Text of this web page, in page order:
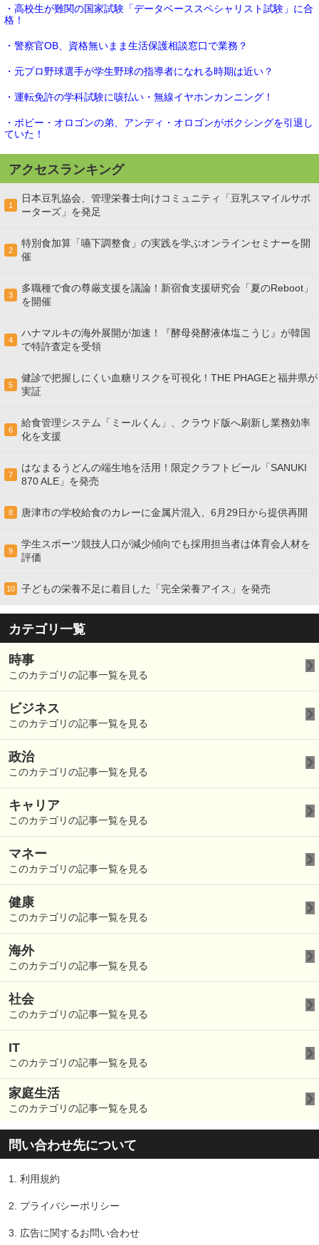
・高校生が難関の国家試験「データベーススペシャリスト試験」に合
格！
・警察官OB、資格無いまま生活保護相談窓口で業務？
・元プロ野球選手が学生野球の指導者になれる時期は近い？
・運転免許の学科試験に咳払い・無線イヤホンカンニング！
・ボビー・オロゴンの弟、アンディ・オロゴンがボクシングを引退し
ていた！
アクセスランキング
1
日本豆乳協会、管理栄養士向けコミュニティ「豆乳スマイルサポ
ーターズ」を発足
2
特別食加算「嚥下調整食」の実践を学ぶオンラインセミナーを開
催
3
多職種で食の尊厳支援を議論！新宿食支援研究会「夏のReboot」
を開催
4
ハナマルキの海外展開が加速！『酵母発酵液体塩こうじ』が韓国
で特許査定を受領
5
健診で把握しにくい血糖リスクを可視化！THE PHAGEと福井県が
実証
6
給食管理システム「ミールくん」、クラウド版へ刷新し業務効率
化を支援
7
はなまるうどんの端生地を活用！限定クラフトビール「SANUKI
870 ALE」を発売
8 唐津市の学校給食のカレーに金属片混入、6月29日から提供再開
9
学生スポーツ競技人口が減少傾向でも採用担当者は体育会人材を
評価
10 子どもの栄養不足に着目した「完全栄養アイス」を発売
カテゴリ一覧
時事
このカテゴリの記事一覧を見る
ビジネス
このカテゴリの記事一覧を見る
政治
このカテゴリの記事一覧を見る
キャリア
このカテゴリの記事一覧を見る
マネー
このカテゴリの記事一覧を見る
健康
このカテゴリの記事一覧を見る
海外
このカテゴリの記事一覧を見る
社会
このカテゴリの記事一覧を見る
IT
このカテゴリの記事一覧を見る
家庭生活
このカテゴリの記事一覧を見る
問い合わせ先について
1. 利用規約
2. プライバシーポリシー
3. 広告に関するお問い合わせ